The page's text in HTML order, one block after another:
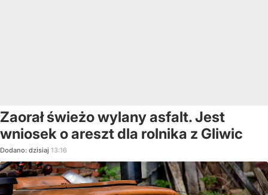
Zaorał świeżo wylany asfalt. Jest
wniosek o areszt dla rolnika z Gliwic
Dodano: dzisiaj 13:16